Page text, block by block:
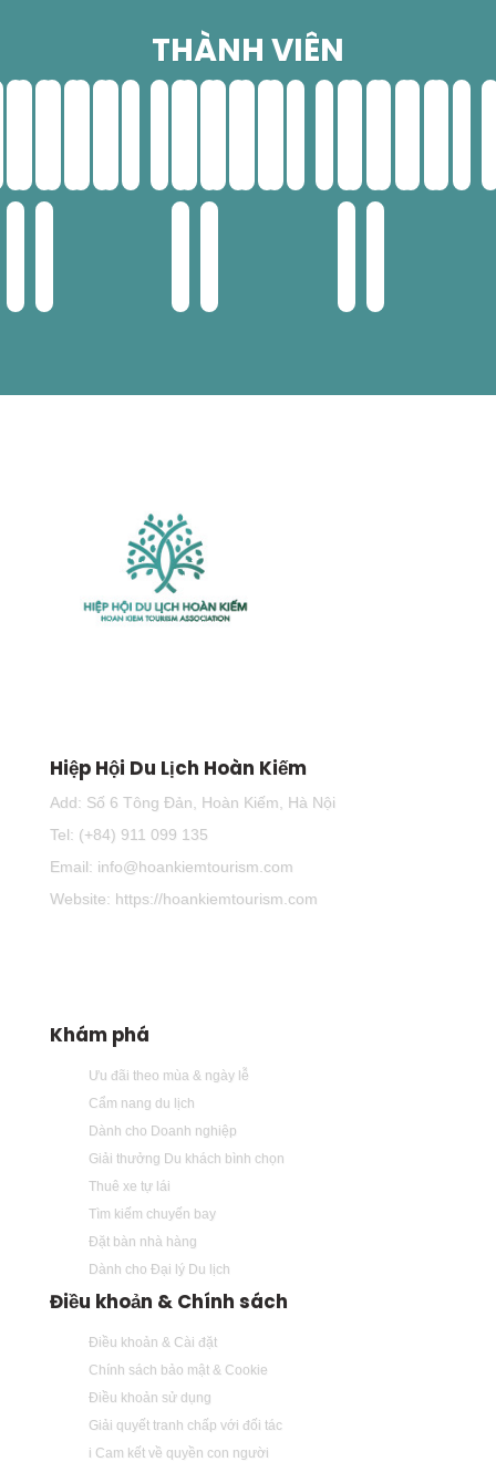
THÀNH VIÊN
Hiệp Hội Du Lịch Hoàn Kiếm
Add: Số 6 Tông Đản, Hoàn Kiếm, Hà Nội
Tel: (+84) 911 099 135
Email: info@hoankiemtourism.com
Website: https://hoankiemtourism.com
Khám phá
Ưu đãi theo mùa & ngày lễ
Cẩm nang du lịch
Dành cho Doanh nghiệp
Giải thưởng Du khách bình chọn
Thuê xe tự lái
Tìm kiếm chuyến bay
Đặt bàn nhà hàng
Dành cho Đại lý Du lịch
Điều khoản & Chính sách
Điều khoản & Cài đặt
Chính sách bảo mật & Cookie
Điều khoản sử dụng
Giải quyết tranh chấp với đối tác
i Cam kết về quyền con người